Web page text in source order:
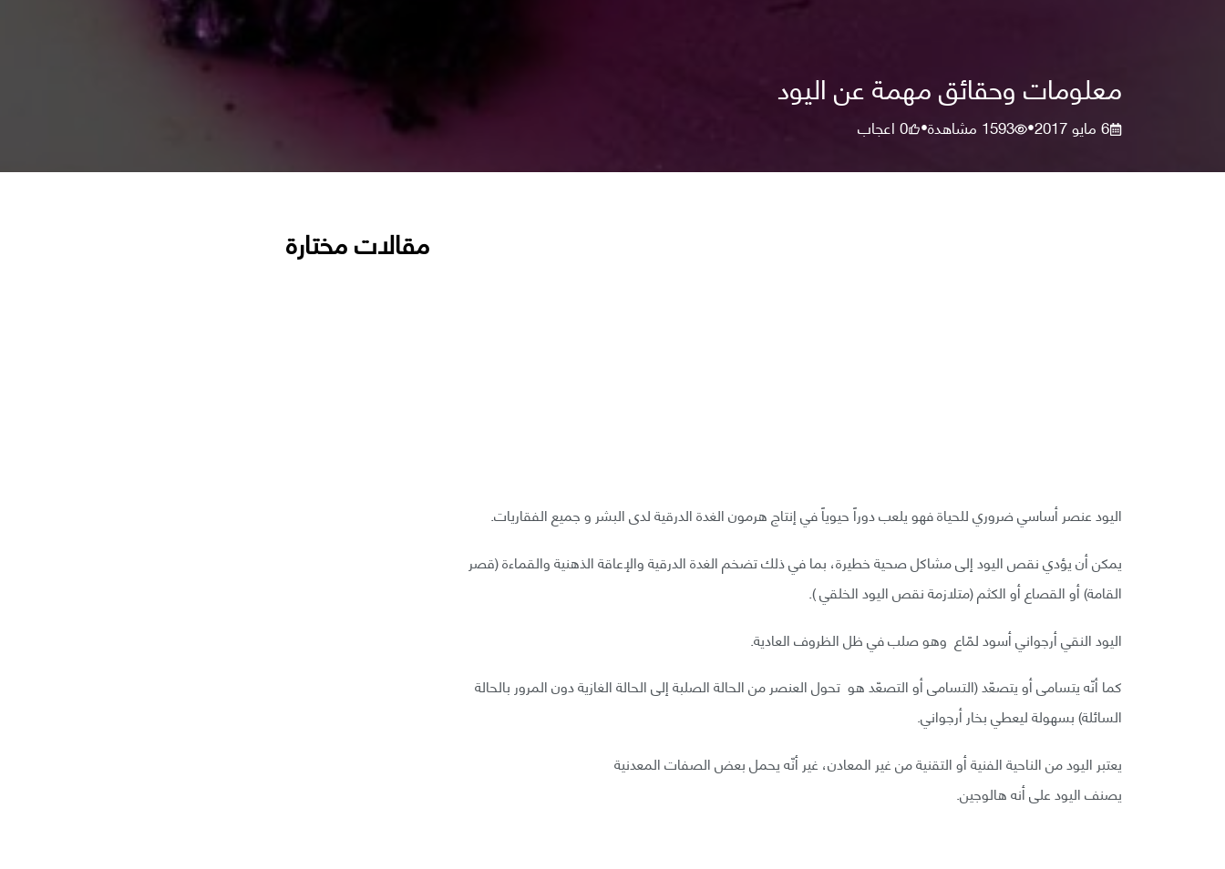
معلومات وحقائق مهمة عن اليود
6 مايو 2017 •
1593 مشاهدة•
0اعجاب
اليود عنصر أساسي ضروري للحياة فهو يلعب دوراً حيوياً في إنتاج هرمون الغدة الدرقية لدى البشر و جميع الفقاريات.
يمكن أن يؤدي نقص اليود إلى مشاكل صحية خطيرة، بما في ذلك تضخم الغدة الدرقية والإعاقة الذهنية والقماءة (قصر
القامة) أو القصاع أو الكثم (متلازمة نقص اليود الخلقي ).
اليود النقي أرجواني أسود لمّاع وهو صلب في ظل الظروف العادية.
كما أنّه يتسامى أو يتصعّد (التسامى أو التصعّد هو تحول العنصر من الحالة الصلبة إلى الحالة الغازية دون المرور بالحالة
السائلة) بسهولة ليعطي بخار أرجواني.
يعتبر اليود من الناحية الفنية أو التقنية من غير المعادن، غير أنّه يحمل بعض الصفات المعدنية
يصنف اليود على أنه هالوجين.
مقالات مختارة